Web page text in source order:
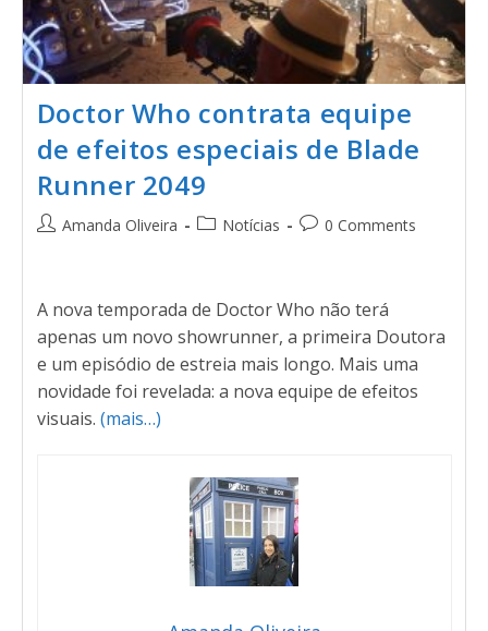
Doctor Who contrata equipe
de efeitos especiais de Blade
Runner 2049
Amanda Oliveira Notícias 0 Comments
A nova temporada de Doctor Who não terá
apenas um novo showrunner, a primeira Doutora
e um episódio de estreia mais longo. Mais uma
novidade foi revelada: a nova equipe de efeitos
visuais. (mais…)